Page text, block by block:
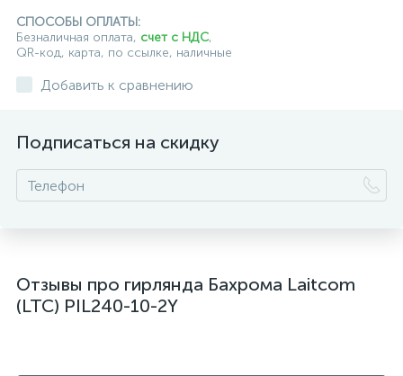
СПОСОБЫ ОПЛАТЫ:
Безналичная оплата, счет с НДС,
QR-код, карта, по ссылке, наличные
Добавить к сравнению
Подписаться на скидку
Отзывы про гирлянда Бахрома Laitcom
(LTC) PIL240-10-2Y